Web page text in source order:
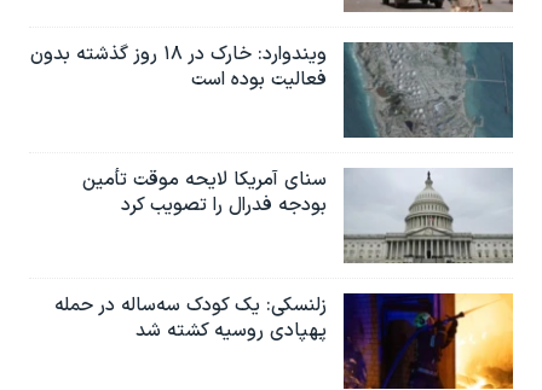
ویندوارد: خارک در ۱۸ روز گذشته بدون
فعالیت بوده است
سنای آمریکا لایحه موقت تأمین
بودجه فدرال را تصویب کرد
زلنسکی: یک کودک سه‌ساله در حمله
پهپادی روسیه کشته شد